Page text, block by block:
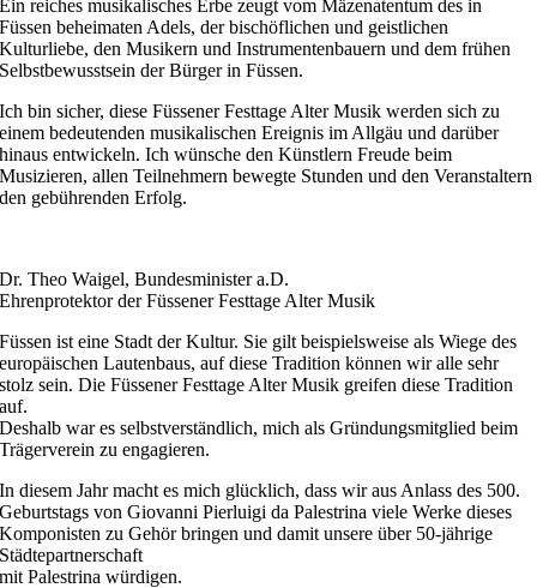
Ein reiches musikalisches Erbe zeugt vom Mäzenatentum des in
Füssen beheimaten Adels, der bischöflichen und geistlichen
Kulturliebe, den Musikern und Instrumentenbauern und dem frühen
Selbstbewusstsein der Bürger in Füssen.
Ich bin sicher, diese Füssener Festtage Alter Musik werden sich zu
einem bedeutenden musikalischen Ereignis im Allgäu und darüber
hinaus entwickeln. Ich wünsche den Künstlern Freude beim
Musizieren, allen Teilnehmern bewegte Stunden und den Veranstaltern
den gebührenden Erfolg.
Dr. Theo Waigel, Bundesminister a.D.
Ehrenprotektor der Füssener Festtage Alter Musik
Füssen ist eine Stadt der Kultur. Sie gilt beispielsweise als Wiege des
europäischen Lautenbaus, auf diese Tradition können wir alle sehr
stolz sein. Die Füssener Festtage Alter Musik greifen diese Tradition
auf.
Deshalb war es selbstverständlich, mich als Gründungsmitglied beim
Trägerverein zu engagieren.
In diesem Jahr macht es mich glücklich, dass wir aus Anlass des 500.
Geburtstags von Giovanni Pierluigi da Palestrina viele Werke dieses
Komponisten zu Gehör bringen und damit unsere über 50-jährige
Städtepartnerschaft
mit Palestrina würdigen.